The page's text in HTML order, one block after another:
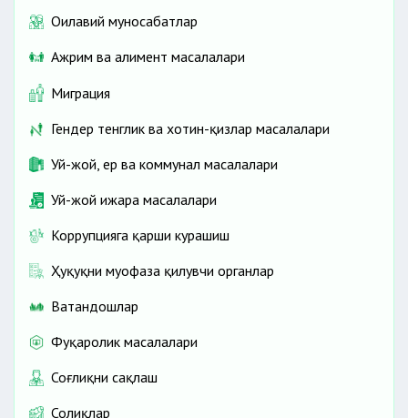
2 бараваридан ошмаган
ҳолда
театрлари ва музейларига кексалар учун
Оилавий муносабатлар
Ажрим ва алимент масалалари
Миграция
Гендер тенглик ва хотин-қизлар масалалари
Уй-жой, ер ва коммунал масалалари
Уй-жой ижара масалалари
Коррупцияга қарши курашиш
Ҳуқуқни муҳофаза қилувчи органлар
Ватандошлар
Фуқаролик масалалари
Соғлиқни сақлаш
Солиқлар